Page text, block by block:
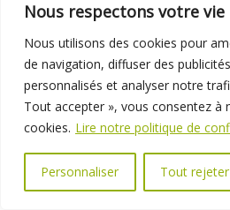
Nous respectons votre vie
Nous utilisons des cookies pour
de navigation, diffuser des
personnalisés et analyser notre
Tout accepter », vous consentez à
cookies. Lire notre politique de
Personnaliser Tout rejeter
01 69 31 72 10 01 69 31 37
Espace élus
Marchés